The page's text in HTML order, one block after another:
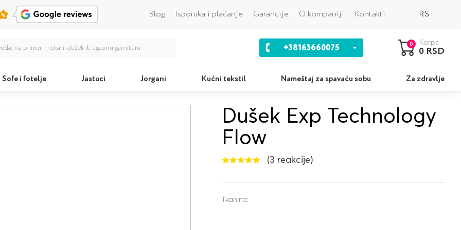
Blog Isporuka i plaćanje Garancije O kompaniji Kontakti RS
+38163660075 0 Korpa
0 RSD
Sofe i fotelje Jastuci Jorgani Kućni tekstil Nameštaj za spavaću sobu Za zdravlje
Nazad
Jastuci
Dušek Exp Technology
Flow
(3 reakcije)
Tkanina: